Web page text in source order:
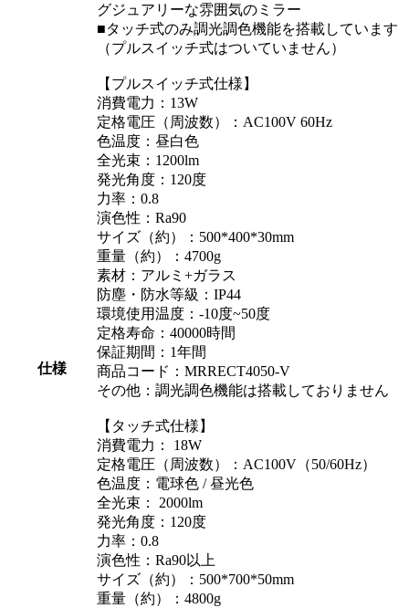
仕様
グジュアリーな雰囲気のミラー
■タッチ式のみ調光調色機能を搭載しています
（プルスイッチ式はついていません）
【プルスイッチ式仕様】
消費電力：13W
定格電圧（周波数）：AC100V 60Hz
色温度：昼白色
全光束：1200lm
発光角度：120度
力率：0.8
演色性：Ra90
サイズ（約）：500*400*30mm
重量（約）：4700g
素材：アルミ+ガラス
防塵・防水等級：IP44
環境使用温度：-10度~50度
定格寿命：40000時間
保証期間：1年間
商品コード：MRRECT4050-V
その他：調光調色機能は搭載しておりません
【タッチ式仕様】
消費電力： 18W
定格電圧（周波数）：AC100V（50/60Hz）
色温度：電球色 / 昼光色
全光束： 2000lm
発光角度：120度
力率：0.8
演色性：Ra90以上
サイズ（約）：500*700*50mm
重量（約）：4800g